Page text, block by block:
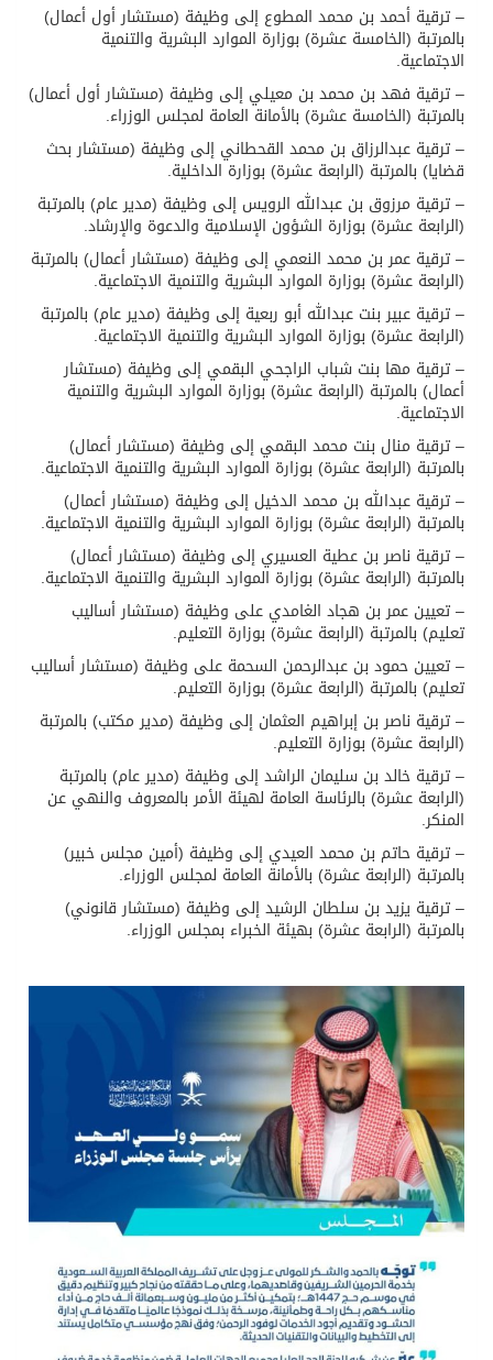
– ترقية أحمد بن محمد المطوع إلى وظيفة (مستشار أول أعمال)
بالمرتبة (الخامسة عشرة) بوزارة الموارد البشرية والتنمية
الاجتماعية.
– ترقية فهد بن محمد بن معيلي إلى وظيفة (مستشار أول أعمال)
بالمرتبة (الخامسة عشرة) بالأمانة العامة لمجلس الوزراء.
– ترقية عبدالرزاق بن محمد القحطاني إلى وظيفة (مستشار بحث
قضايا) بالمرتبة (الرابعة عشرة) بوزارة الداخلية.
– ترقية مرزوق بن عبدالله الرويس إلى وظيفة (مدير عام) بالمرتبة
(الرابعة عشرة) بوزارة الشؤون الإسلامية والدعوة والإرشاد.
– ترقية عمر بن محمد النعمي إلى وظيفة (مستشار أعمال) بالمرتبة
(الرابعة عشرة) بوزارة الموارد البشرية والتنمية الاجتماعية.
– ترقية عبير بنت عبدالله أبو ربعية إلى وظيفة (مدير عام) بالمرتبة
(الرابعة عشرة) بوزارة الموارد البشرية والتنمية الاجتماعية.
– ترقية مها بنت شباب الراجحي البقمي إلى وظيفة (مستشار
أعمال) بالمرتبة (الرابعة عشرة) بوزارة الموارد البشرية والتنمية
الاجتماعية.
– ترقية منال بنت محمد البقمي إلى وظيفة (مستشار أعمال)
بالمرتبة (الرابعة عشرة) بوزارة الموارد البشرية والتنمية الاجتماعية.
– ترقية عبدالله بن محمد الدخيل إلى وظيفة (مستشار أعمال)
بالمرتبة (الرابعة عشرة) بوزارة الموارد البشرية والتنمية الاجتماعية.
– ترقية ناصر بن عطية العسيري إلى وظيفة (مستشار أعمال)
بالمرتبة (الرابعة عشرة) بوزارة الموارد البشرية والتنمية الاجتماعية.
– تعيين عمر بن هجاد الغامدي على وظيفة (مستشار أساليب
تعليم) بالمرتبة (الرابعة عشرة) بوزارة التعليم.
– تعيين حمود بن عبدالرحمن السحمة على وظيفة (مستشار أساليب
تعليم) بالمرتبة (الرابعة عشرة) بوزارة التعليم.
– ترقية ناصر بن إبراهيم العثمان إلى وظيفة (مدير مكتب) بالمرتبة
(الرابعة عشرة) بوزارة التعليم.
– ترقية خالد بن سليمان الراشد إلى وظيفة (مدير عام) بالمرتبة
(الرابعة عشرة) بالرئاسة العامة لهيئة الأمر بالمعروف والنهي عن
المنكر.
– ترقية حاتم بن محمد العيدي إلى وظيفة (أمين مجلس خبير)
بالمرتبة (الرابعة عشرة) بالأمانة العامة لمجلس الوزراء.
– ترقية يزيد بن سلطان الرشيد إلى وظيفة (مستشار قانوني)
بالمرتبة (الرابعة عشرة) بهيئة الخبراء بمجلس الوزراء.